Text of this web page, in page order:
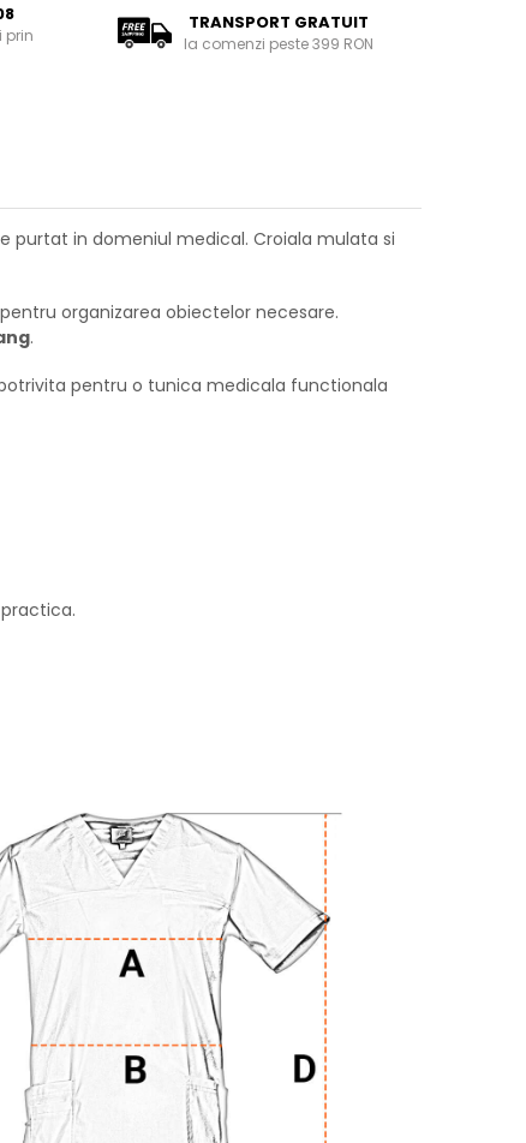
prin
TRANSPORT GRATUIT
la comenzi peste 399 RON
purtat in domeniul medical. Croiala mulata si
organizarea obiectelor necesare.
.
pentru o tunica medicala functionala